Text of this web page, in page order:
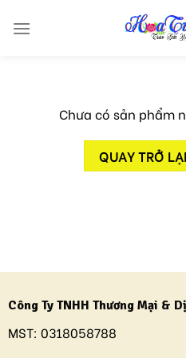
Chưa có sản phẩm
QUAY TRỞ
Công Ty TNHH Thương Mại &
MST: 0318058788